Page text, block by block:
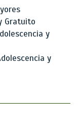
Gratuito
y
y